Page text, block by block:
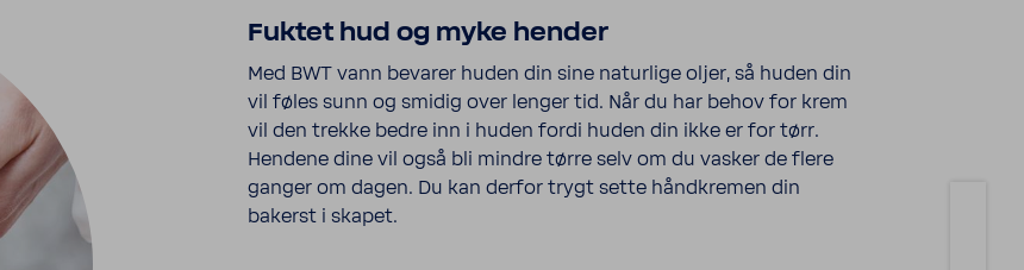
Fuktet hud og myke hender
Med BWT vann bevarer huden din sine naturlige oljer, så huden din
vil føles sunn og smidig over lenger tid. Når du har behov for krem
vil den trekke bedre inn i huden fordi huden din ikke er for tørr.
Hendene dine vil også bli mindre tørre selv om du vasker de flere
ganger om dagen. Du kan derfor trygt sette håndkremen din
bakerst i skapet.